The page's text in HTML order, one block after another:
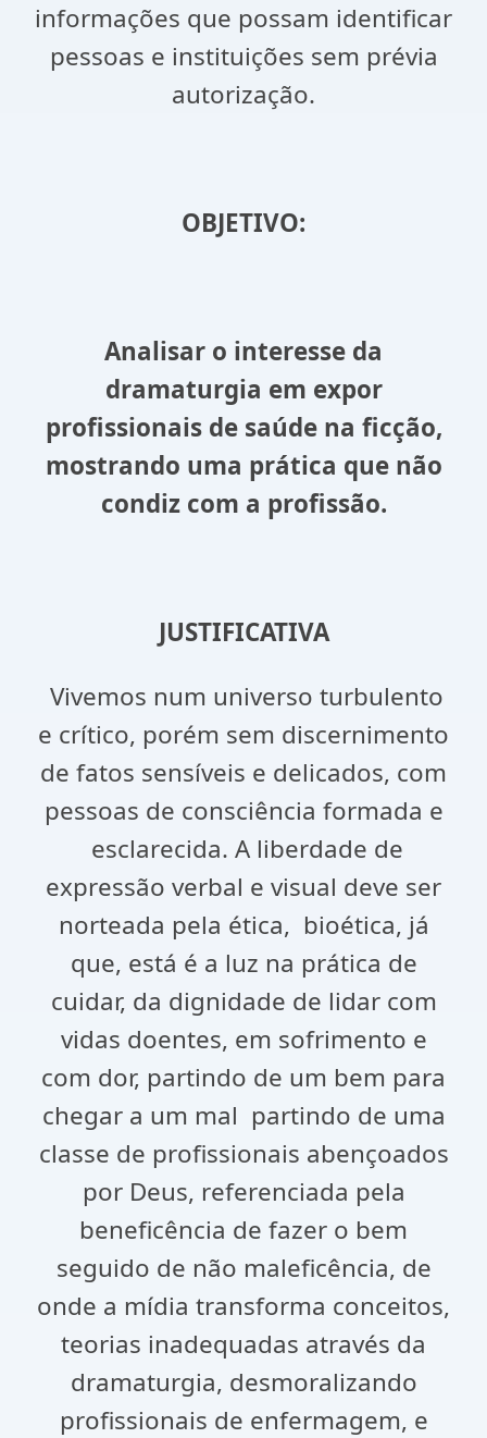
informações que possam identificar
pessoas e instituições sem prévia
autorização.
OBJETIVO:
Analisar o interesse da
dramaturgia em expor
profissionais de saúde na ficção,
mostrando uma prática que não
condiz com a profissão.
JUSTIFICATIVA
Vivemos num universo turbulento
e crítico, porém sem discernimento
de fatos sensíveis e delicados, com
pessoas de consciência formada e
esclarecida. A liberdade de
expressão verbal e visual deve ser
norteada pela ética, bioética, já
que, está é a luz na prática de
cuidar, da dignidade de lidar com
vidas doentes, em sofrimento e
com dor, partindo de um bem para
chegar a um mal partindo de uma
classe de profissionais abençoados
por Deus, referenciada pela
beneficência de fazer o bem
seguido de não maleficência, de
onde a mídia transforma conceitos,
teorias inadequadas através da
dramaturgia, desmoralizando
profissionais de enfermagem, e